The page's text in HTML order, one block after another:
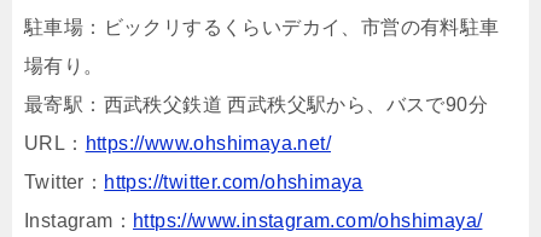
駐車場：ビックリするくらいデカイ、市営の有料駐車
場有り。
最寄駅：西武秩父鉄道 西武秩父駅から、バスで90分
URL： https://www.ohshimaya.net/
Twitter： https://twitter.com/ohshimaya
Instagram： https://www.instagram.com/ohshimaya/